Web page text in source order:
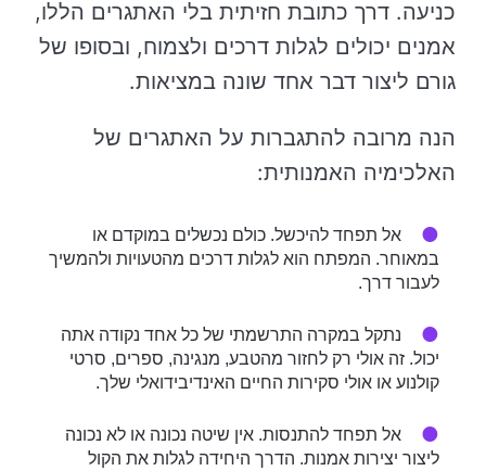
כניעה. דרך כתובת חזיתית בלי האתגרים הללו,
אמנים יכולים לגלות דרכים ולצמוח, ובסופו של
גורם ליצור דבר אחד שונה במציאות.
הנה מרובה להתגברות על האתגרים של
האלכימיה האמנותית:
אל תפחד להיכשל. כולם נכשלים במוקדם או
במאוחר. המפתח הוא לגלות דרכים מהטעויות ולהמשיך
לעבור דרך.
נתקל במקרה התרשמתי של כל אחד נקודה אתה
יכול. זה אולי רק לחזור מהטבע, מנגינה, ספרים, סרטי
קולנוע או אולי סקירות החיים האינדיבידואלי שלך.
אל תפחד להתנסות. אין שיטה נכונה או לא נכונה
ליצור יצירות אמנות. הדרך היחידה לגלות את הקול